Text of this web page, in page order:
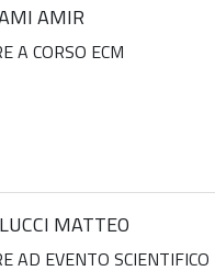
AMIR
A CORSO ECM
MATTEO
AD EVENTO SCIENTIFICO